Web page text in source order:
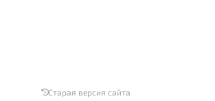
Старая версия сайта